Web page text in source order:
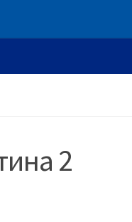
2